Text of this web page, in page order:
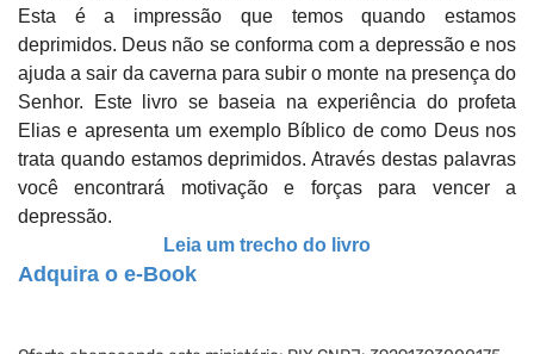
Esta é a impressão que temos quando estamos
deprimidos. Deus não se conforma com a depressão e nos
ajuda a sair da caverna para subir o monte na presença do
Senhor.
Este livro se baseia na experiência do profeta
Elias e apresenta um exemplo Bíblico de como Deus nos
trata quando estamos deprimidos. Através destas palavras
você encontrará motivação e forças para vencer a
depressão.
Leia um trecho do livro
Adquira o e-Book